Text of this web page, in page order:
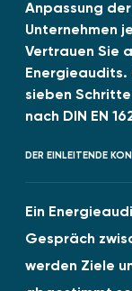
Anpassung
Unternehmen
Vertrauen Sie
Energieaudits.
sieben
nach DIN EN
DER EINLEITENDE
Ein
Gespräch
werden Ziele